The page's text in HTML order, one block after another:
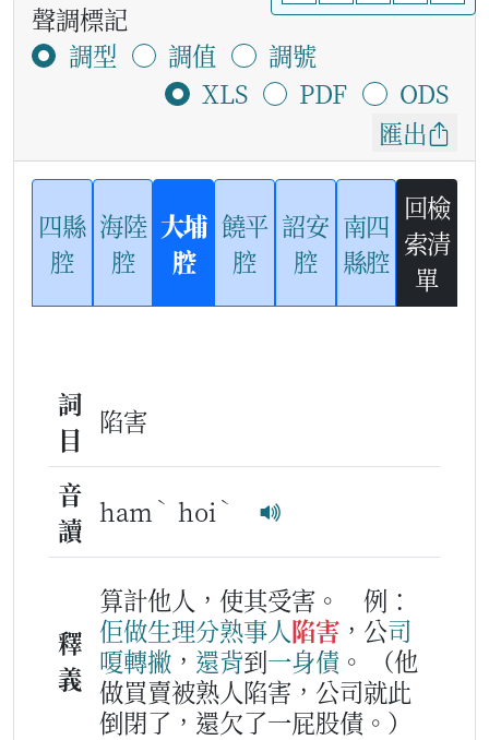
聲調標記
調型
調值
調號
XLS
PDF
ODS
匯出
四縣
腔
海陸
腔
大埔
腔
饒平
腔
詔安
腔
南四
縣腔
回檢
索清
單
詞
目
陷害
音
讀
ham ˋ hoi ˋ
釋
義
算計他人，使其受害。
例：
佢做生理分熟事人陷害 ，公司
嗄轉撇 ， 還背到一身債 。
（他
做買賣被熟人陷害，公司就此
倒閉了，還欠了一屁股債。）